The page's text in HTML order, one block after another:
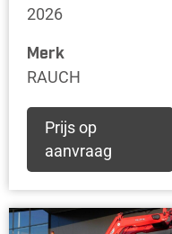
2026
Merk
RAUCH
Prijs op
aanvraag